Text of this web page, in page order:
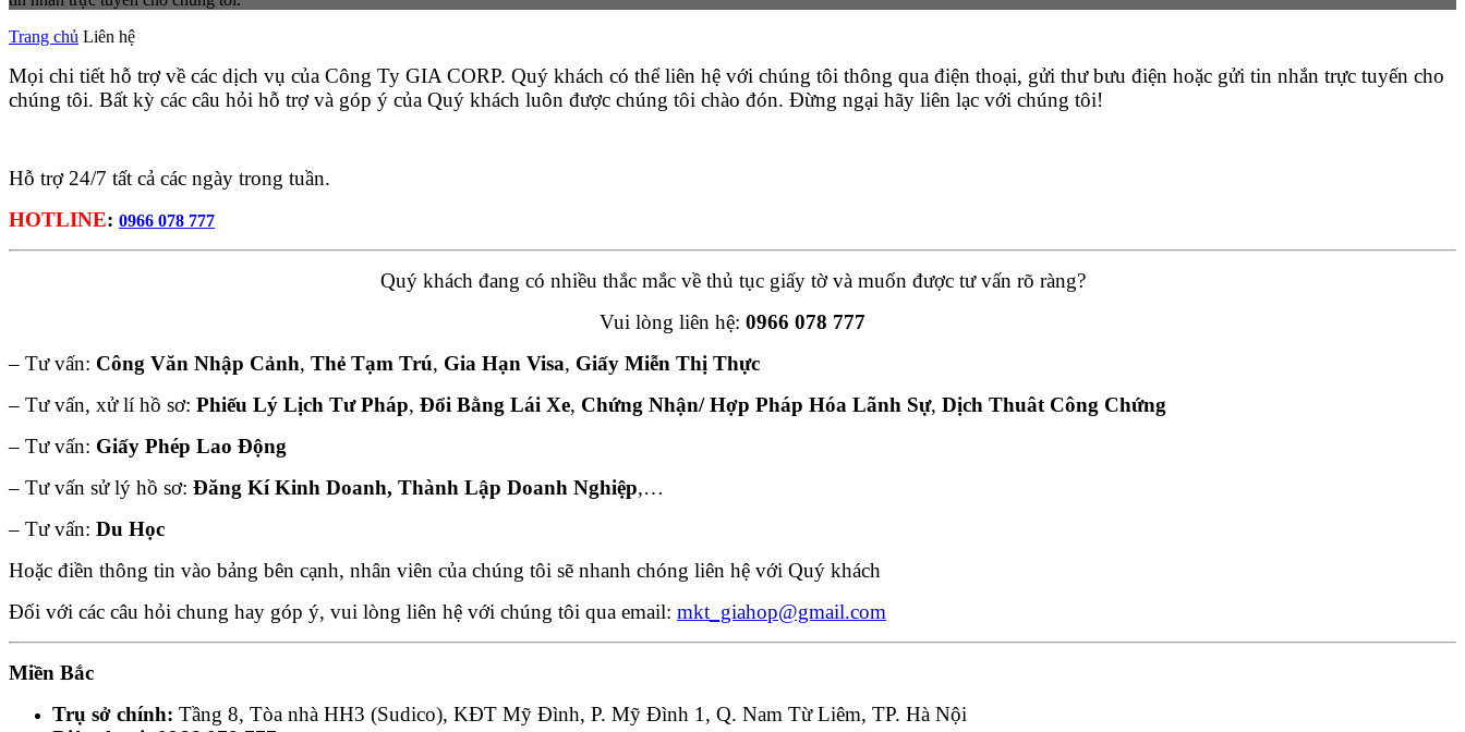
Trang chủ Liên hệ
Mọi chi tiết hỗ trợ về các dịch vụ của Công Ty GIA CORP. Quý khách có thể liên hệ với chúng tôi thông qua điện thoại, gửi thư bưu điện hoặc gửi tin nhắn trực tuyến cho
chúng tôi. Bất kỳ các câu hỏi hỗ trợ và góp ý của Quý khách luôn được chúng tôi chào đón. Đừng ngại hãy liên lạc với chúng tôi!
Hỗ trợ 24/7 tất cả các ngày trong tuần.
HOTLINE: 0966 078 777
Quý khách đang có nhiều thắc mắc về thủ tục giấy tờ và muốn được tư vấn rõ ràng?
Vui lòng liên hệ: 0966 078 777
– Tư vấn: Công Văn Nhập Cảnh, Thẻ Tạm Trú, Gia Hạn Visa, Giấy Miễn Thị Thực
– Tư vấn, xử lí hồ sơ: Phiếu Lý Lịch Tư Pháp, Đổi Bằng Lái Xe, Chứng Nhận/ Hợp Pháp Hóa Lãnh Sự, Dịch Thuât Công Chứng
– Tư vấn: Giấy Phép Lao Động
– Tư vấn sử lý hồ sơ: Đăng Kí Kinh Doanh, Thành Lập Doanh Nghiệp,…
– Tư vấn: Du Học
Hoặc điền thông tin vào bảng bên cạnh, nhân viên của chúng tôi sẽ nhanh chóng liên hệ với Quý khách
Đối với các câu hỏi chung hay góp ý, vui lòng liên hệ với chúng tôi qua email: mkt_giahop@gmail.com
Miền Bắc
Trụ sở chính: Tầng 8, Tòa nhà HH3 (Sudico), KĐT Mỹ Đình, P. Mỹ Đình 1, Q. Nam Từ Liêm, TP. Hà Nội